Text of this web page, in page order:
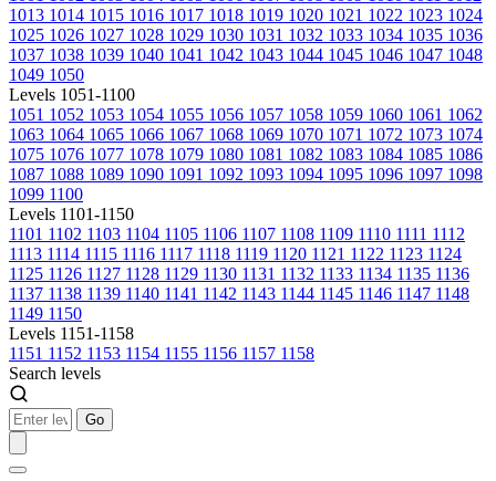
1013 1014 1015 1016 1017 1018 1019 1020 1021 1022 1023 1024
1025 1026 1027 1028 1029 1030 1031 1032 1033 1034 1035 1036
1037 1038 1039 1040 1041 1042 1043 1044 1045 1046 1047 1048
1049 1050
Levels 1051-1100
1051 1052 1053 1054 1055 1056 1057 1058 1059 1060 1061 1062
1063 1064 1065 1066 1067 1068 1069 1070 1071 1072 1073 1074
1075 1076 1077 1078 1079 1080 1081 1082 1083 1084 1085 1086
1087 1088 1089 1090 1091 1092 1093 1094 1095 1096 1097 1098
1099 1100
Levels 1101-1150
1101 1102 1103 1104 1105 1106 1107 1108 1109 1110 1111 1112
1113 1114 1115 1116 1117 1118 1119 1120 1121 1122 1123 1124
1125 1126 1127 1128 1129 1130 1131 1132 1133 1134 1135 1136
1137 1138 1139 1140 1141 1142 1143 1144 1145 1146 1147 1148
1149 1150
Levels 1151-1158
1151 1152 1153 1154 1155 1156 1157 1158
Search levels
Go